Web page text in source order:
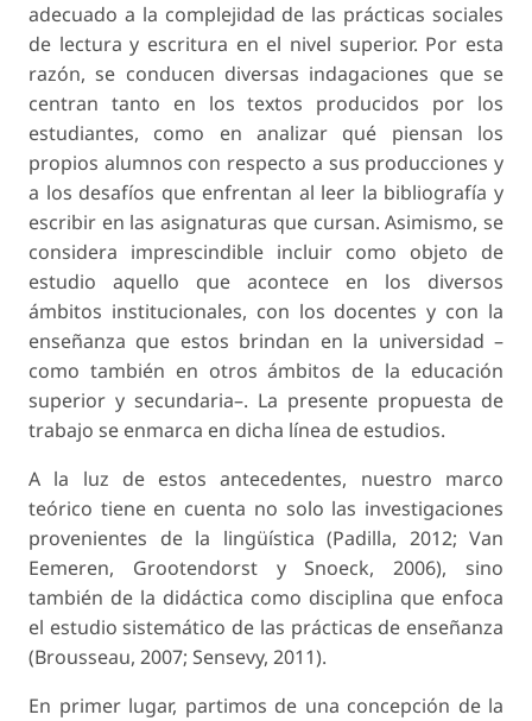
adecuado a la complejidad de las prácticas sociales
de lectura y escritura en el nivel superior. Por esta
razón, se conducen diversas indagaciones que se
centran tanto en los textos producidos por los
estudiantes, como en analizar qué piensan los
propios alumnos con respecto a sus producciones y
a los desafíos que enfrentan al leer la bibliografía y
escribir en las asignaturas que cursan. Asimismo, se
considera imprescindible incluir como objeto de
estudio aquello que acontece en los diversos
ámbitos institucionales, con los docentes y con la
enseñanza que estos brindan en la universidad –
como también en otros ámbitos de la educación
superior y secundaria–. La presente propuesta de
trabajo se enmarca en dicha línea de estudios.
A la luz de estos antecedentes, nuestro marco
teórico tiene en cuenta no solo las investigaciones
provenientes de la lingüística (Padilla, 2012; Van
Eemeren, Grootendorst y Snoeck, 2006), sino
también de la didáctica como disciplina que enfoca
el estudio sistemático de las prácticas de enseñanza
(Brousseau, 2007; Sensevy, 2011).
En primer lugar, partimos de una concepción de la